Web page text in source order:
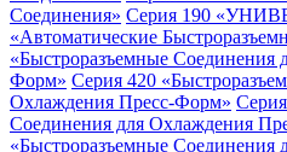
Соединения» Серия 190
«Автоматические
«Быстроразъемные Соединения
Форм» Серия 420
Охлаждения Пресс-Форм»
Соединения для Охлаждения
«Быстроразъемные Соединения